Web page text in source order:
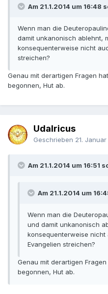
Am 21.1.2014 um 16:48
Wenn man die
damit unkanonisch ablehnt,
konsequenterweise nicht
streichen?
Genau mit derartigen Fragen
begonnen, Hut ab.
Udalricus
Geschrieben 21. Januar
Am 21.1.2014 um 16:51
Am 21.1.2014 um
Wenn man die
und damit unkanonisch
konsequenterweise
Evangelien streichen?
Genau mit derartigen
begonnen, Hut ab.